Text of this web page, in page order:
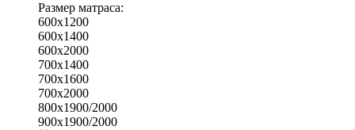
Размер матраса:
600х1200
600х1400
600х2000
700х1400
700х1600
700х2000
800х1900/2000
900х1900/2000